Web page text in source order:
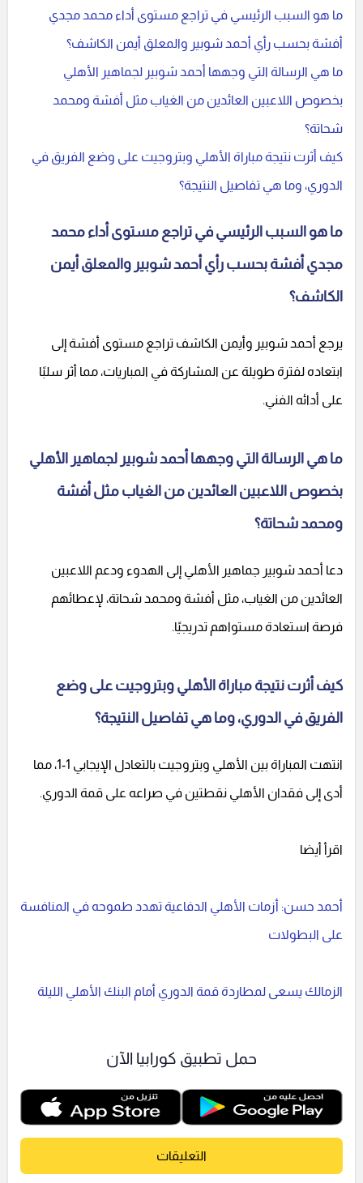
ما هو السبب الرئيسي في تراجع مستوى أداء محمد مجدي
أفشة بحسب رأي أحمد شوبير والمعلق أيمن الكاشف؟
ما هي الرسالة التي وجهها أحمد شوبير لجماهير الأهلي
بخصوص اللاعبين العائدين من الغياب مثل أفشة ومحمد
شحاتة؟
كيف أثرت نتيجة مباراة الأهلي وبتروجيت على وضع الفريق في
الدوري، وما هي تفاصيل النتيجة؟
ما هو السبب الرئيسي في تراجع مستوى أداء محمد
مجدي أفشة بحسب رأي أحمد شوبير والمعلق أيمن
الكاشف؟
يرجع أحمد شوبير وأيمن الكاشف تراجع مستوى أفشة إلى
ابتعاده لفترة طويلة عن المشاركة في المباريات، مما أثر سلبًا
على أدائه الفني.
ما هي الرسالة التي وجهها أحمد شوبير لجماهير الأهلي
بخصوص اللاعبين العائدين من الغياب مثل أفشة
ومحمد شحاتة؟
دعا أحمد شوبير جماهير الأهلي إلى الهدوء ودعم اللاعبين
العائدين من الغياب، مثل أفشة ومحمد شحاتة، لإعطائهم
فرصة استعادة مستواهم تدريجيًا.
كيف أثرت نتيجة مباراة الأهلي وبتروجيت على وضع
الفريق في الدوري، وما هي تفاصيل النتيجة؟
انتهت المباراة بين الأهلي وبتروجيت بالتعادل الإيجابي 1-1، مما
أدى إلى فقدان الأهلي نقطتين في صراعه على قمة الدوري.
اقرأ أيضا
أحمد حسن: أزمات الأهلي الدفاعية تهدد طموحه في المنافسة
على البطولات
الزمالك يسعى لمطاردة قمة الدوري أمام البنك الأهلي الليلة
حمل تطبيق كورابيا الآن
التعليقات